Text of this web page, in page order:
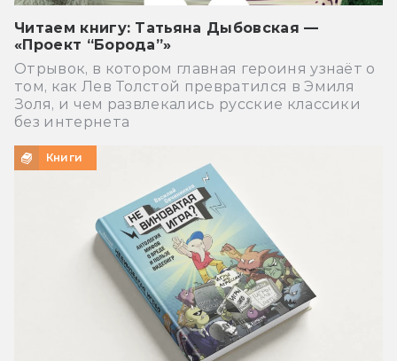
Читаем книгу: Татьяна Дыбовская —
«Проект “Борода”»
Отрывок, в котором главная героиня узнаёт о
том, как Лев Толстой превратился в Эмиля
Золя, и чем развлекались русские классики
без интернета
Книги